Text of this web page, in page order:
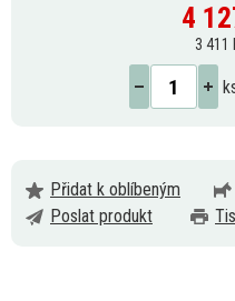
4
3 411
Přidat k oblíbeným
Poslat produkt